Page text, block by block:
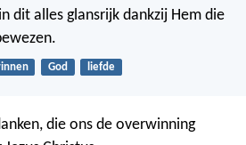
dit alles glansrijk dankzij Hem die
God liefde
die ons de overwinning